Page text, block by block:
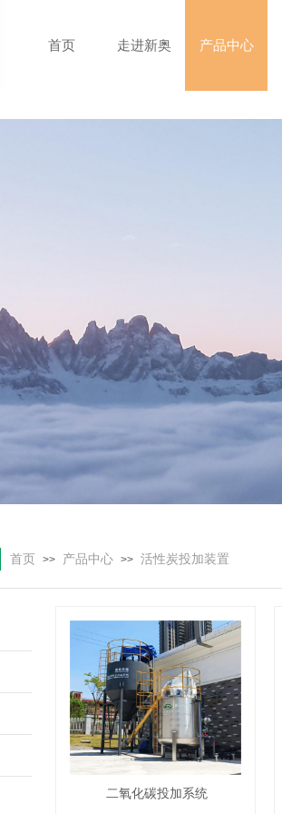
首页 走进新奥 产品中心
首页 >> 产品中心 >> 活性炭投加装置
二氧化碳投加系统